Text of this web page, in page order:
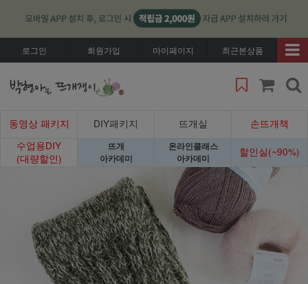
로그인 회원가입 마이페이지 최근본상품
동영상 패키지 DIY패키지 뜨개실
손뜨개책
수업용DIY
(대량할인)
뜨개
아카데미
온라인클래스
아카데미
할인실(~90%)